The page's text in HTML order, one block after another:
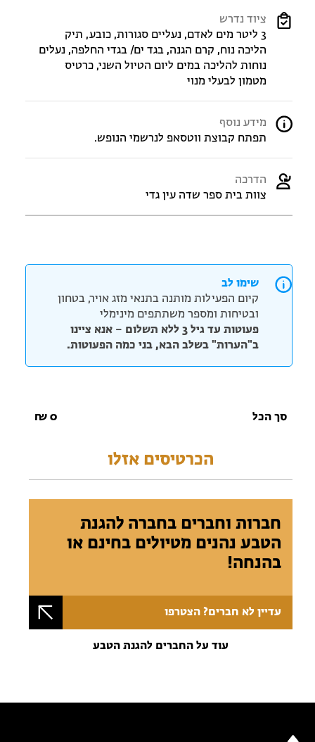
ציוד נדרש
3 ליטר מים לאדם, נעליים סגורות, כובע, תיק
הליכה נוח, קרם הגנה, בגד ים/ בגדי החלפה, נעלים
נוחות להליכה במים ליום הטיול השני, כרטיס
מטמון לבעלי מנוי
מידע נוסף
תפתח קבוצת ווטסאפ לנרשמי הנופש.
הדרכה
צוות בית ספר שדה עין גדי
שימו לב
קיום הפעילות מותנה בתנאי מזג אויר, בטחון
ובטיחות ומספר משתתפים מינימלי
פעוטות עד גיל 3 ללא תשלום – אנא ציינו
ב"הערות" בשלב הבא, בני כמה הפעוטות.
סך הכל 0
₪
הכרטיסים אזלו
חברות וחברים בחברה להגנת
הטבע נהנים מטיולים בחינם או
בהנחה!
עדיין לא חברים? הצטרפו
עוד על החברים להגנת הטבע